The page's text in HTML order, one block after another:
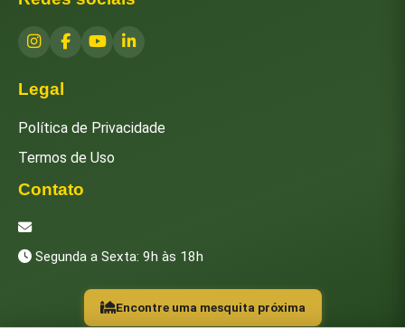
Legal
Política de Privacidade
Termos de Uso
Contato
Segunda a Sexta: 9h às 18h
Encontre uma mesquita próxima